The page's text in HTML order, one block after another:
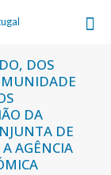
DOS
DA
DE
AGÊNCIA